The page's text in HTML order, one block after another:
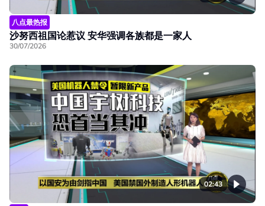
八点最热报
沙努西祖国论惹议 安华强调各族都是一家人
30/07/2026
02:43